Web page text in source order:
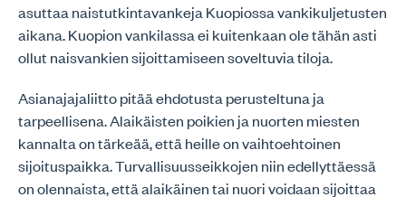
asuttaa naistutkintavankeja Kuopiossa vankikuljetusten
aikana. Kuopion vankilassa ei kuitenkaan ole tähän asti
ollut naisvankien sijoittamiseen soveltuvia tiloja.
Asianajajaliitto pitää ehdotusta perusteltuna ja
tarpeellisena. Alaikäisten poikien ja nuorten miesten
kannalta on tärkeää, että heille on vaihtoehtoinen
sijoituspaikka. Turvallisuusseikkojen niin edellyttäessä
on olennaista, että alaikäinen tai nuori voidaan sijoittaa